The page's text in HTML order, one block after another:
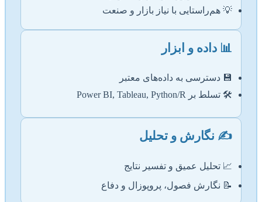
💡 هم‌راستایی با نیاز بازار و صنعت
📊 داده و ابزار
💾 دسترسی به داده‌های معتبر
🛠️ تسلط بر Power BI, Tableau, Python/R
✍️ نگارش و تحلیل
📈 تحلیل عمیق و تفسیر نتایج
📝 نگارش فصول، پروپوزال و دفاع